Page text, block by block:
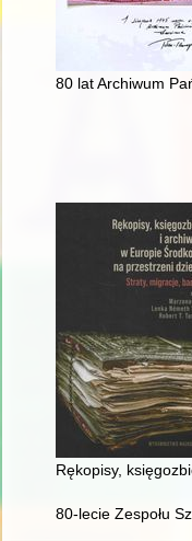
80 lat Archiwum
Rękopisy,
80-lecie Zespołu